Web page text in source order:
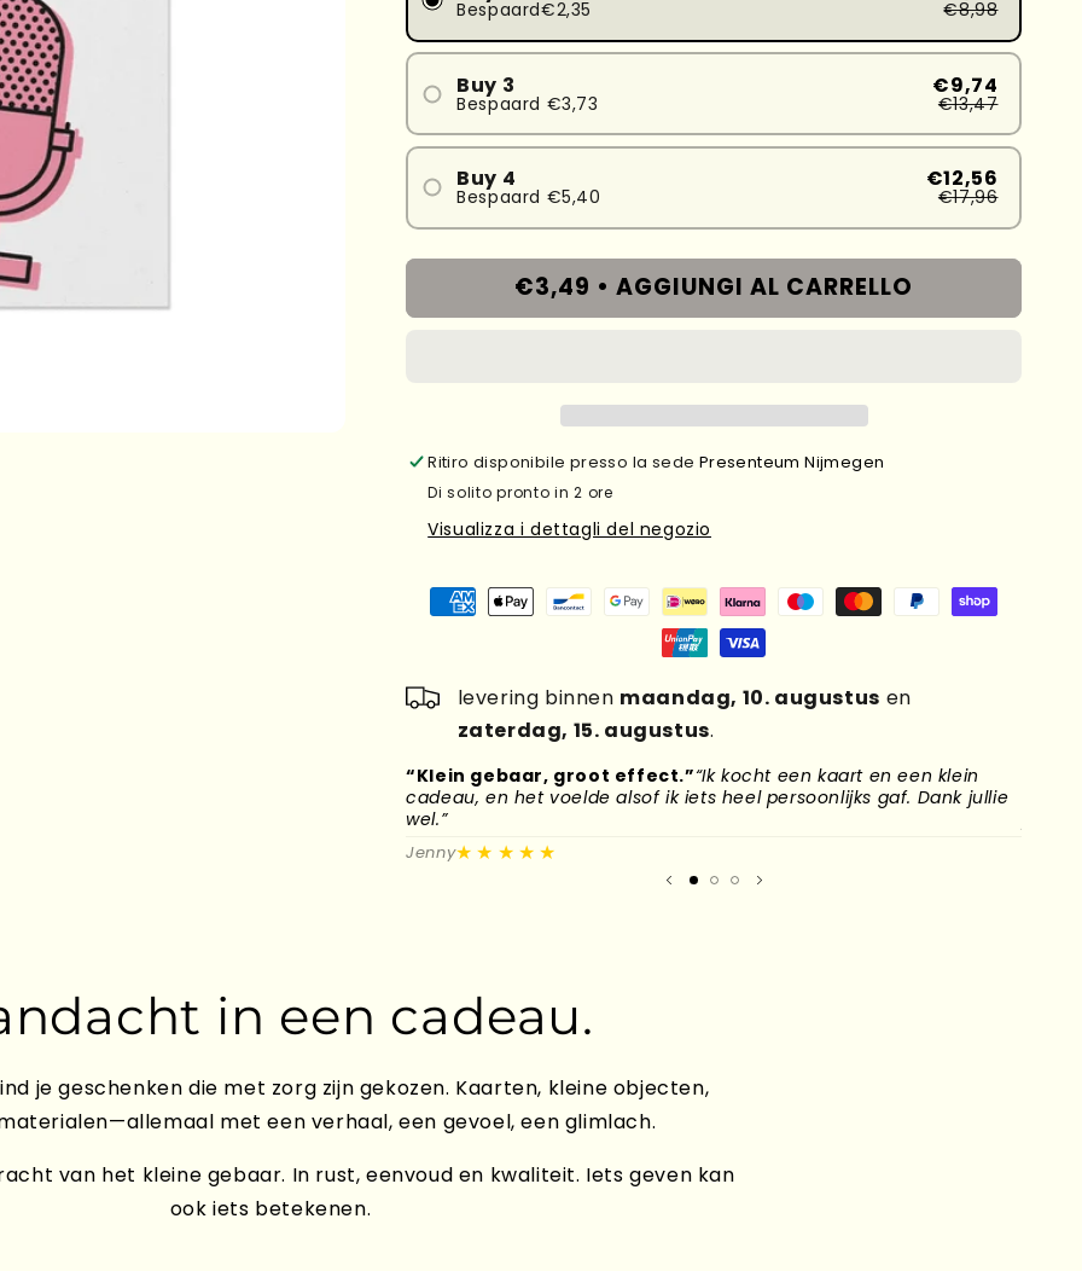
Bespaard€2,35 €8,98
Buy 3
Bespaard €3,73
€9,74
€13,47
Buy 4
Bespaard €5,40
€12,56
€17,96
€3,49 •AGGIUNGI AL CARRELLO
Ritiro disponibile presso la sede Presenteum Nijmegen
Di solito pronto in 2 ore
Visualizza i dettagli del negozio
levering binnen maandag, 10. augustus en
zaterdag, 15. augustus.
“Klein gebaar, groot effect.”“Ik kocht een kaart en een klein
cadeau, en het voelde alsof ik iets heel persoonlijks gaf. Dank jullie
wel.”
Jenny★★★★★
in een cadeau.
je geschenken die met zorg zijn gekozen. Kaarten, kleine objecten,
met een verhaal, een gevoel, een glimlach.
van het kleine gebaar. In rust, eenvoud en kwaliteit. Iets geven kan
ook iets betekenen.